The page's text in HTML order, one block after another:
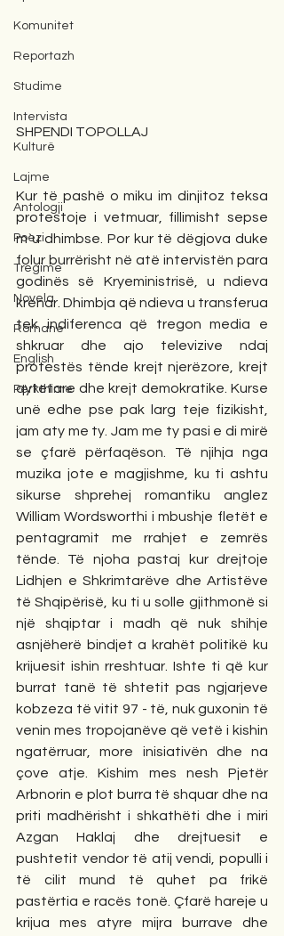
Komunitet
Reportazh
Studime
Intervista
Kulturë
Lajme
Antologji
Poezi
Tregime
Novela
Romane
English
Përkthime
SHPENDI TOPOLLAJ
Kur të pashë o miku im dinjitoz teksa
protestoje i vetmuar, fillimisht sepse
m`u dhimbse. Por kur të dëgjova duke
folur burrërisht në atë intervistën para
godinës së Kryeministrisë, u ndieva
krenar. Dhimbja që ndieva u transferua
tek indiferenca që tregon media e
shkruar dhe ajo televizive ndaj
protestës tënde krejt njerëzore, krejt
qytetare dhe krejt demokratike. Kurse
unë edhe pse pak larg teje fizikisht,
jam aty me ty. Jam me ty pasi e di mirë
se çfarë përfaqëson. Të njihja nga
muzika jote e magjishme, ku ti ashtu
sikurse shprehej romantiku anglez
William Wordsworthi i mbushje fletët e
pentagramit me rrahjet e zemrës
tënde. Të njoha pastaj kur drejtoje
Lidhjen e Shkrimtarëve dhe Artistëve
të Shqipërisë, ku ti u solle gjithmonë si
një shqiptar i madh që nuk shihje
asnjëherë bindjet a krahët politikë ku
krijuesit ishin rreshtuar. Ishte ti që kur
burrat tanë të shtetit pas ngjarjeve
kobzeza të vitit 97 - të, nuk guxonin të
venin mes tropojanëve që vetë i kishin
ngatërruar, more inisiativën dhe na
çove atje. Kishim mes nesh Pjetër
Arbnorin e plot burra të shquar dhe na
priti madhërisht i shkathëti dhe i miri
Azgan Haklaj dhe drejtuesit e
pushtetit vendor të atij vendi, populli i
të cilit mund të quhet pa frikë
pastërtia e racës tonë. Çfarë hareje u
krijua mes atyre mijra burrave dhe